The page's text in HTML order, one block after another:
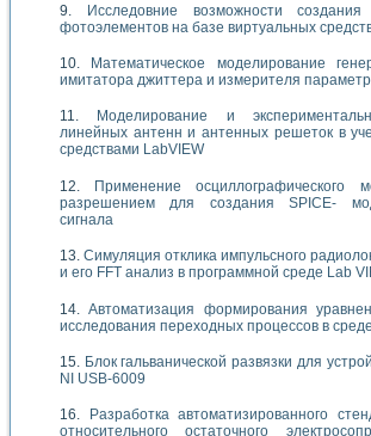
Исследовние возможности
фотоэлементов на базе виртуальных
Математическое моделирование
имитатора джиттера и измерителя
Моделирование и
линейных антенн и антенных решеток в
средствами LabVIEW
Применение осциллографического
разрешением для создания SPICE-
сигнала
Симуляция отклика импульсного
и его FFT анализ в программной среде Lab
Автоматизация формирования
исследования переходных процессов в
Блок гальванической развязки для
NI USB-6009
Разработка автоматизированного
относительного остаточного